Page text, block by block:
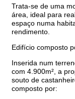
Trata-se de uma
área, ideal para
espaço numa
rendimento.
Edifício composto
Inserida num
com 4.900m², a
souto de
composto por: